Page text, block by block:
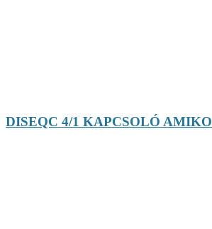
DISEQC 4/1 KAPCSOLÓ AMIKO